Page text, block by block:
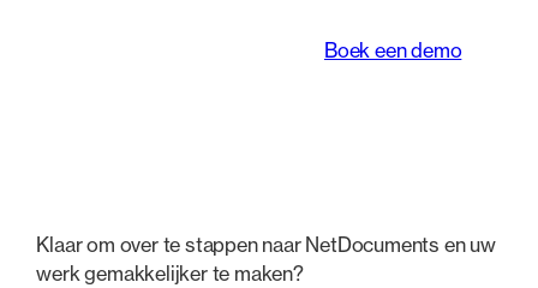
Boek een demo
Klaar om over te stappen naar NetDocuments en uw
werk gemakkelijker te maken?